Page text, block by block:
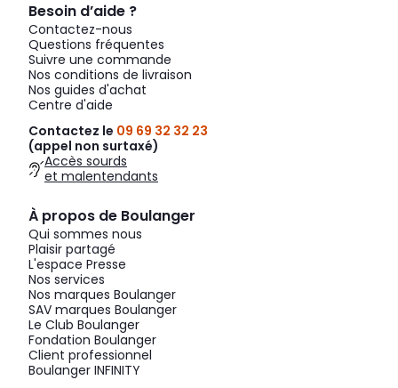
Besoin d’aide ?
Contactez-nous
Questions fréquentes
Suivre une commande
Nos conditions de livraison
Nos guides d'achat
Centre d'aide
Contactez le 09 69 32 32 23
(appel non surtaxé)
Accès sourds
et malentendants
À propos de Boulanger
Qui sommes nous
Plaisir partagé
L'espace Presse
Nos services
Nos marques Boulanger
SAV marques Boulanger
Le Club Boulanger
Fondation Boulanger
Client professionnel
Boulanger INFINITY